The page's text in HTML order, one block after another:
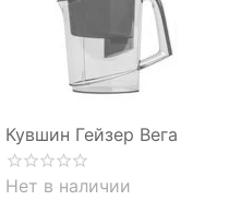
Кувшин Гейзер Вега
Нет в наличии